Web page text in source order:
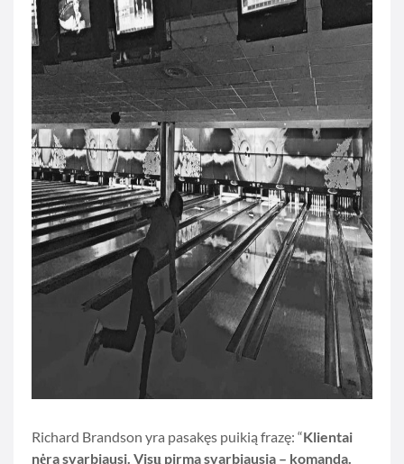
Richard Brandson yra pasakęs puikią frazę: “Klientai
nėra svarbiausi. Visų pirma svarbiausia – komanda.